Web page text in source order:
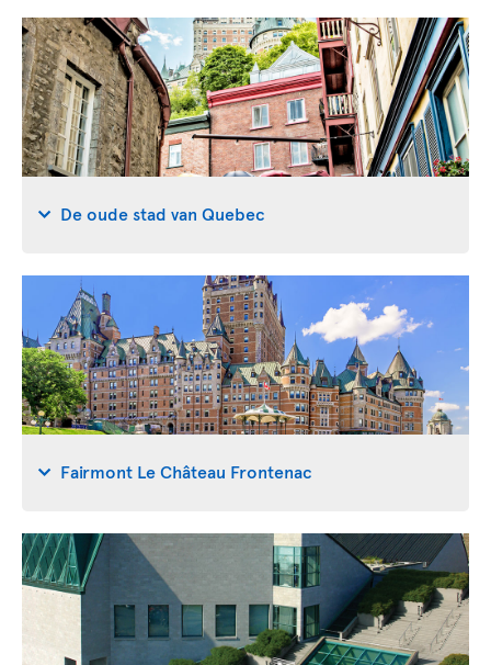
De oude stad van Quebec
Fairmont Le Château Frontenac